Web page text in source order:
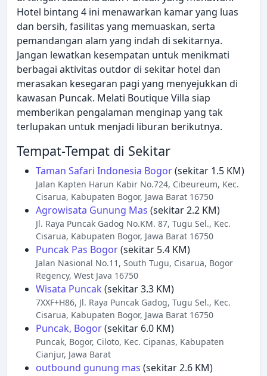
Hotel bintang 4 ini menawarkan kamar yang luas
dan bersih, fasilitas yang memuaskan, serta
pemandangan alam yang indah di sekitarnya.
Jangan lewatkan kesempatan untuk menikmati
berbagai aktivitas outdor di sekitar hotel dan
merasakan kesegaran pagi yang menyejukkan di
kawasan Puncak. Melati Boutique Villa siap
memberikan pengalaman menginap yang tak
terlupakan untuk menjadi liburan berikutnya.
Tempat-Tempat di Sekitar
Taman Safari Indonesia Bogor(sekitar 1.5 KM)
Jalan Kapten Harun Kabir No.724, Cibeureum, Kec.
Cisarua, Kabupaten Bogor, Jawa Barat 16750
Agrowisata Gunung Mas (sekitar 2.2 KM)
Jl. Raya Puncak Gadog No.KM. 87, Tugu Sel., Kec.
Cisarua, Kabupaten Bogor, Jawa Barat 16750
Puncak Pas Bogor(sekitar 5.4 KM)
Jalan Nasional No.11, South Tugu, Cisarua, Bogor
Regency, West Java 16750
Wisata Puncak (sekitar 3.3 KM)
7XXF+H86, Jl. Raya Puncak Gadog, Tugu Sel., Kec.
Cisarua, Kabupaten Bogor, Jawa Barat 16750
Puncak, Bogor(sekitar 6.0 KM)
Puncak, Bogor, Ciloto, Kec. Cipanas, Kabupaten
Cianjur, Jawa Barat
outbound gunung mas (sekitar 2.6 KM)